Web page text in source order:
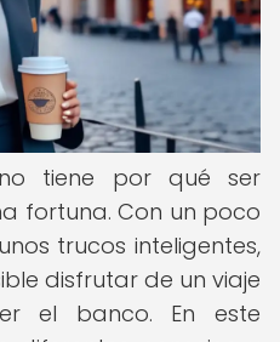
tiene por qué ser
fortuna. Con un poco
trucos inteligentes,
disfrutar de un viaje
el banco. En este